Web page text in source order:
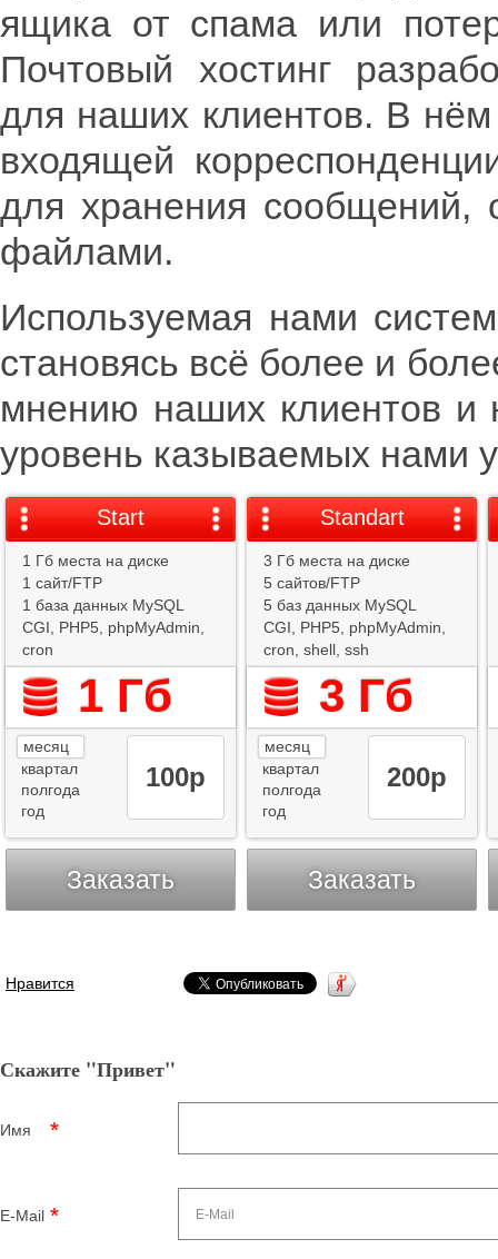
ящика от спама или
Почтовый хостинг
для наших клиентов. В
входящей
для хранения сообщений,
файлами.
Используемая нами
становясь всё более и
мнению наших клиентов и
уровень казываемых нами
Start
1 Гб места на диске
1 сайт/FTP
1 база данных MySQL
CGI, PHP5, phpMyAdmin,
cron
1 Гб
месяц
квартал
полгода
год
100р
Заказать
Standart
3 Гб места на диске
5 сайтов/FTP
5 баз данных MySQL
CGI, PHP5, phpMyAdmin,
cron, shell, ssh
3 Гб
месяц
квартал
полгода
год
200р
Заказать
Нравится
Скажите "Привет"
Имя
E-Mail